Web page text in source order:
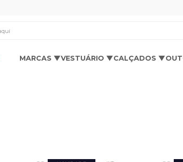
MARCAS ▼VESTUÁRIO ▼CALÇADOS ▼